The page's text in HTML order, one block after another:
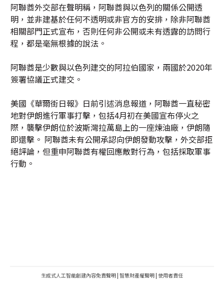
阿聯酋外交部在聲明稱，阿聯酋與以色列的關係公開透
明，並非建基於任何不透明或非官方的安排，除非阿聯酋
相關部門正式宣布，否則任何非公開或未有透露的訪問行
程，都是毫無根據的說法。
阿聯酋是少數與以色列建交的阿拉伯國家，兩國於2020年
簽署協議正式建交。
美國《華爾街日報》日前引述消息報道，阿聯酋一直秘密
地對伊朗進行軍事打擊，包括4月初在美國宣布停火之
際，襲擊伊朗位於波斯灣拉萬島上的一座煉油廠，伊朗隨
即還擊。 阿聯酋未有公開承認向伊朗發動攻擊，外交部拒
絕評論，但重申阿聯酋有權回應敵對行為，包括採取軍事
行動。
生成式人工智能創建內容免責聲明 | 智慧財產權聲明 | 使用者責任